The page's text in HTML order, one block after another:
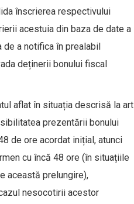
înscrierea respectivului
acestuia din baza de date a
de a notifica în prealabil
deținerii bonului fiscal
aflat în situația descrisă la art
prezentării bonului
de ore acordat inițial, atunci
cu încă 48 ore (în situațiile
această prelungire),
nesocotirii acestor